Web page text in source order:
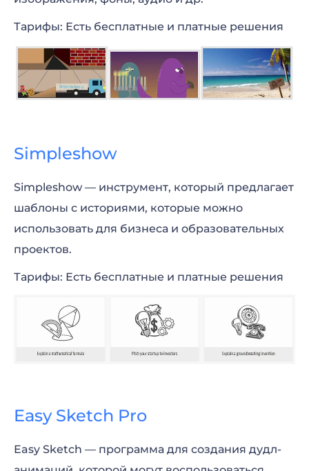
Тарифы: Есть бесплатные и платные решения
Simpleshow
Simpleshow — инструмент, который предлагает
шаблоны с историями, которые можно
использовать для бизнеса и образовательных
проектов.
Тарифы: Есть бесплатные и платные решения
Easy Sketch Pro
Easy Sketch — программа для создания дудл-